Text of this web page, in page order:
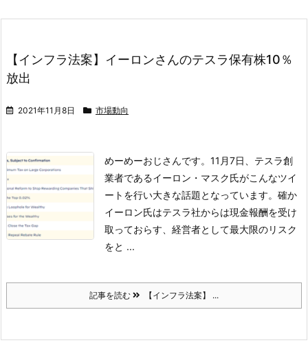
【インフラ法案】イーロンさんのテスラ保有株10％
放出
2021年11月8日 市場動向
めーめーおじさんです。 11月7日、テスラ創
業者であるイーロン・マスク氏がこんなツイ
ートを行い大きな話題となっています。 確か
イーロン氏はテスラ社からは現金報酬を受け
取っておらす、経営者として最大限のリスク
をと ...
記事を読む 【インフラ法案】 ...